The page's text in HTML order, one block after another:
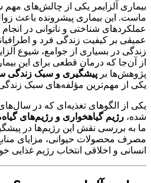
بیماری آلزایمر یکی از چالش‌های
ماست. این بیماری پیشرونده باعث
عملکردهای شناختی و ناتوانی در
عمیقی بر کیفیت زندگی فرد و
زندگی در بسیاری از جوامع، شیوع
از آن‌جا که درمان قطعی برای این
پژوهش‌ها بر پیشگیری و سبک زندگی
یکی از مهم‌ترین مؤلفه‌های سبک
یکی از الگوهای تغذیه‌ای که در
شده، رژیم گیاهخواری و رژیم‌های
ما به بررسی نقش این رژیم‌ها در
مصرف محصولات حیوانی، مزایای
انسانی و اخلاقی انتخاب رژیم غذایی